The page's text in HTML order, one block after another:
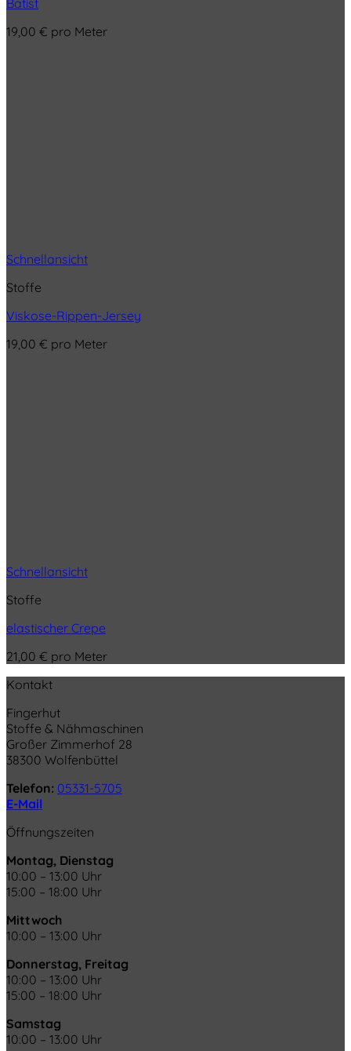
Batist
19,00 € pro Meter
Schnellansicht
Stoffe
Viskose-Rippen-Jersey
19,00 € pro Meter
Schnellansicht
Stoffe
elastischer Crepe
21,00 € pro Meter
Kontakt
Fingerhut
Stoffe & Nähmaschinen
Großer Zimmerhof 28
38300 Wolfenbüttel
Telefon: 05331-5705
E-Mail
Öffnungszeiten
Montag, Dienstag
10:00 – 13:00 Uhr
15:00 – 18:00 Uhr
Mittwoch
10:00 – 13:00 Uhr
Donnerstag, Freitag
10:00 – 13:00 Uhr
15:00 – 18:00 Uhr
Samstag
10:00 – 13:00 Uhr